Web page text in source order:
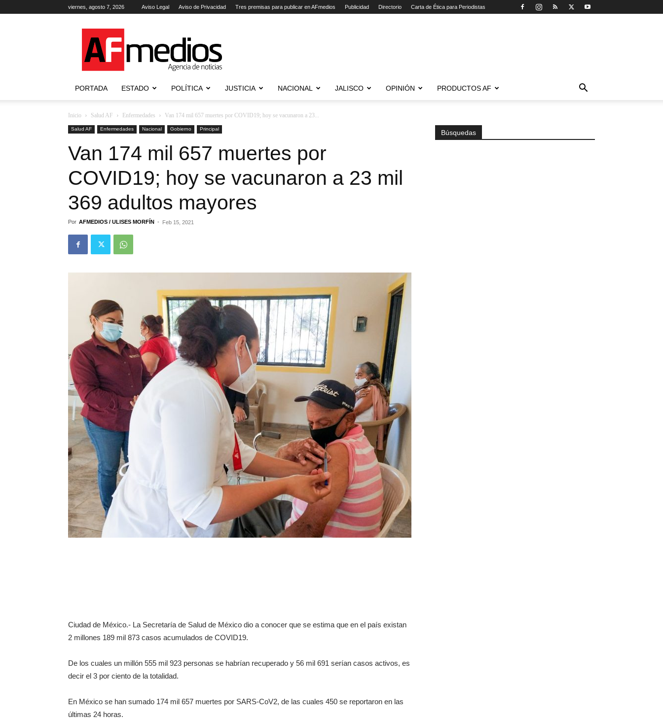
viernes, agosto 7, 2026 Aviso Legal Aviso de Privacidad Tres premisas para publicar en AFmedios Publicidad Directorio Carta de Ética para Periodistas
Agencia
de
Noticias
PORTADA ESTADO POLÍTICA JUSTICIA NACIONAL JALISCO OPINIÓN PRODUCTOS AF
Inicio Salud AF Enfermedades Van 174 mil 657 muertes por COVID19; hoy se vacunaron a 23...
Salud AF Enfermedades Nacional Gobierno Principal
Van 174 mil 657 muertes por
COVID19; hoy se vacunaron a 23 mil
369 adultos mayores
Por AFMEDIOS / ULISES MORFÍN - Feb 15, 2021
Ciudad de México.- La Secretaría de Salud de México dio a conocer que se estima que en el país existan
2 millones 189 mil 873 casos acumulados de COVID19.
De los cuales un millón 555 mil 923 personas se habrían recuperado y 56 mil 691 serían casos activos, es
decir el 3 por ciento de la totalidad.
En México se han sumado 174 mil 657 muertes por SARS-CoV2, de las cuales 450 se reportaron en las
últimas 24 horas.
Búsquedas